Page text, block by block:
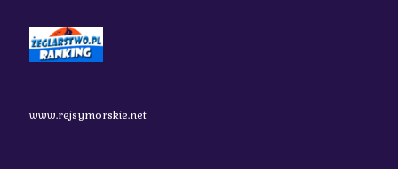
www.rejsymorskie.net